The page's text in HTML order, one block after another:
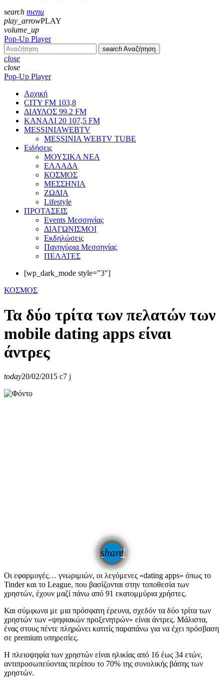
search menu
play_arrowPLAY
volume_up
Pop-Up Player
search Αναζήτηση
close
close
Pop-Up Player
Αρχική
CITY FM 103,8
ΔΙΑΥΛΟΣ 99.2 FM
ΚΑΝΑΛΙ 20 107,5 FM
MESSINIAWEBTV
MESSINIA WEBTV TUBE
Eιδήσεις
ΜΟΥΣΙΚΑ ΝΕΑ
ΕΛΛΑΔΑ
ΚΟΣΜΟΣ
ΜΕΣΣΗΝΙΑ
ΖΩΔΙΑ
Lifestyle
ΠΡΟΤΑΣΕΙΣ
Events Μεσσηνίας
ΔΙΑΓΩΝΙΣΜΟΙ
Εκδηλώσεις
Πανηγύρια Μεσσηνίας
ΠΕΛΑΤΕΣ
[wp_dark_mode style=”3″]
ΚΟΣΜΟΣ
Τα δύο τρίτα των πελατών των
mobile dating apps είναι
άντρες
today20/02/2015 7
share
email
Οι εφαρμογές… γνωριμιών, οι λεγόμενες «dating apps» όπως το
Tinder και το League, που βασίζονται στην τοποθεσία των
χρηστών, έχουν μαζί πάνω από 91 εκατομμύρια χρήστες.
Και σύμφωνα με μια πρόσφατη έρευνα, σχεδόν τα δύο τρίτα των
χρηστών των «ψηφιακών προξενητρών» είναι άντρες. Μάλιστα,
ένας στους πέντε πληρώνει κατιτίς παραπάνω για να έχει πρόσβαση
σε premium υπηρεσίες.
Η πλειοψηφία των χρηστών είναι ηλικίας από 16 έως 34 ετών,
αντιπροσωπεύοντας περίπου το 70% της συνολικής βάσης των
χρηστών.